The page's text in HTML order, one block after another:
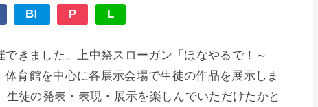
B! P L
きました。上中祭スローガン「ほなやるで！～
館を中心に各展示会場で生徒の作品を展示しま
徒の発表・表現・展示を楽しんでいただけたかと